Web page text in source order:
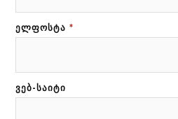
ᲔᲚᲤᲝᲡᲢᲐ *
ᲕᲔᲑ-ᲡᲐᲘᲢᲘ